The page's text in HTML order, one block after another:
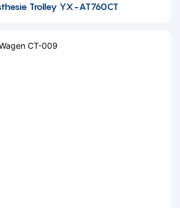
Trolley YX-AT760CT